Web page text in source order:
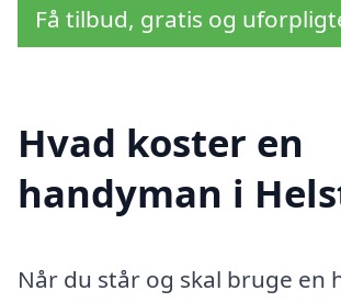
Få tilbud, gratis og
Hvad koster en
handyman i
Når du står og skal bruge en